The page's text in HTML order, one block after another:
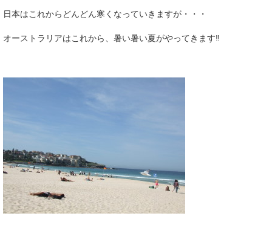
日本はこれからどんどん寒くなっていきますが・・・
オーストラリアはこれから、暑い暑い夏がやってきます‼